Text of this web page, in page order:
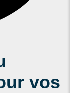
vos